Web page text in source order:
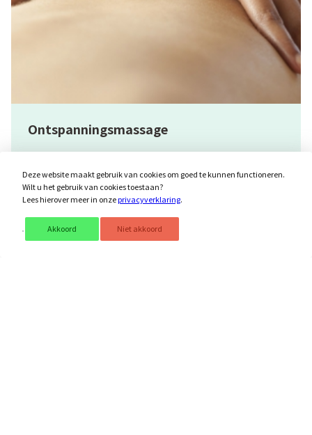
Ontspanningsmassage
vanaf € 41,00
Bekijk
Deze website maakt gebruik van cookies om goed te kunnen functioneren.
Wilt u het gebruik van cookies toestaan?
Lees hierover meer in onzeprivacyverklaring.
Akkoord Niet akkoord